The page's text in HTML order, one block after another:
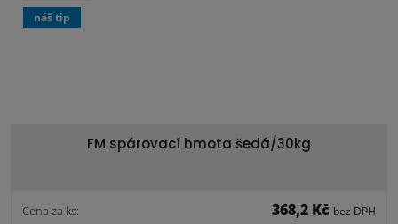
FM spárovací hmota šedá/30kg
Cena za ks: 368,2 Kč bez DPH
náš tip